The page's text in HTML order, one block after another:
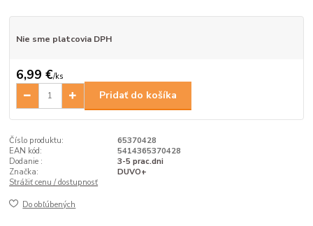
Nie sme platcovia DPH
6,99 €/ks
Pridať do košíka
Číslo produktu:
65370428
EAN kód:
5414365370428
Dodanie :
3-5 prac.dni
Značka:
DUVO+
Strážiť cenu / dostupnosť
Do obľúbených